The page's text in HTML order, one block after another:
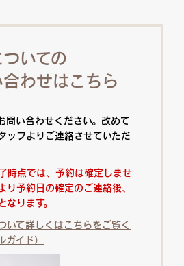
いての
わせはこちら
問い合わせください。改めて
ッフよりご連絡させていただ
時点では、予約は確定しませ
り予約日の確定のご連絡後、
なります。
いて詳しくはこちらをご覧く
ガイド）